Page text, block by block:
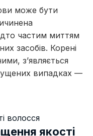
може бути
частим миттям
засобів. Корені
з’являється
випадках —
якості